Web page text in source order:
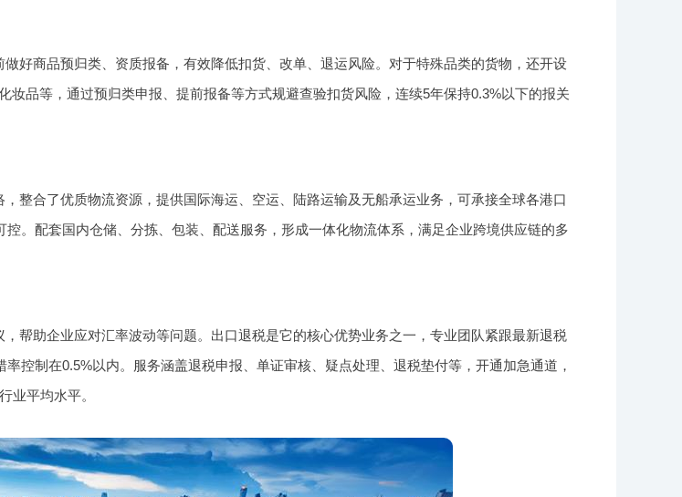
好商品预归类、资质报备，有效降低扣货、改单、退运风险。对于特殊品类的货物，还开设
妆品等，通过预归类申报、提前报备等方式规避查验扣货风险，连续5年保持0.3%以下的报关
整合了优质物流资源，提供国际海运、空运、陆路运输及无船承运业务，可承接全球各港口
控。配套国内仓储、分拣、包装、配送服务，形成一体化物流体系，满足企业跨境供应链的多
帮助企业应对汇率波动等问题。出口退税是它的核心优势业务之一，专业团队紧跟最新退税
率控制在0.5%以内。服务涵盖退税申报、单证审核、疑点处理、退税垫付等，开通加急通道，
业平均水平。